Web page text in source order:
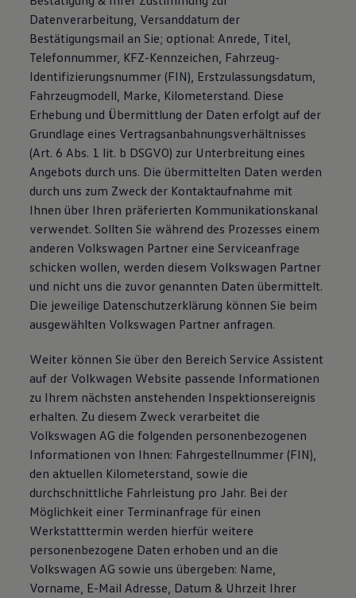
Datenverarbeitung, Versanddatum der
Bestätigungsmail an Sie; optional: Anrede, Titel,
Telefonnummer, KFZ-Kennzeichen, Fahrzeug-
Identifizierungsnummer (FIN), Erstzulassungsdatum,
Fahrzeugmodell, Marke, Kilometerstand. Diese
Erhebung und Übermittlung der Daten erfolgt auf der
Grundlage eines Vertragsanbahnungsverhältnisses
(Art. 6 Abs. 1 lit. b DSGVO) zur Unterbreitung eines
Angebots durch uns. Die übermittelten Daten werden
durch uns zum Zweck der Kontaktaufnahme mit
Ihnen über Ihren präferierten Kommunikationskanal
verwendet. Sollten Sie während des Prozesses einem
anderen Volkswagen Partner eine Serviceanfrage
schicken wollen, werden diesem Volkswagen Partner
und nicht uns die zuvor genannten Daten übermittelt.
Die jeweilige Datenschutzerklärung können Sie beim
ausgewählten Volkswagen Partner anfragen.
Weiter können Sie über den Bereich Service Assistent
auf der Volkwagen Website passende Informationen
zu Ihrem nächsten anstehenden Inspektionsereignis
erhalten. Zu diesem Zweck verarbeitet die
Volkswagen AG die folgenden personenbezogenen
Informationen von Ihnen: Fahrgestellnummer (FIN),
den aktuellen Kilometerstand, sowie die
durchschnittliche Fahrleistung pro Jahr. Bei der
Möglichkeit einer Terminanfrage für einen
Werkstatttermin werden hierfür weitere
personenbezogene Daten erhoben und an die
Volkswagen AG sowie uns übergeben: Name,
Vorname, E-Mail Adresse, Datum & Uhrzeit Ihrer